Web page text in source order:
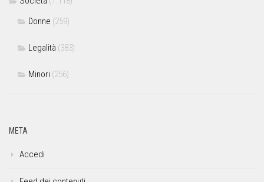
Donne (259)
Legalità (383)
Minori (256)
META
Accedi